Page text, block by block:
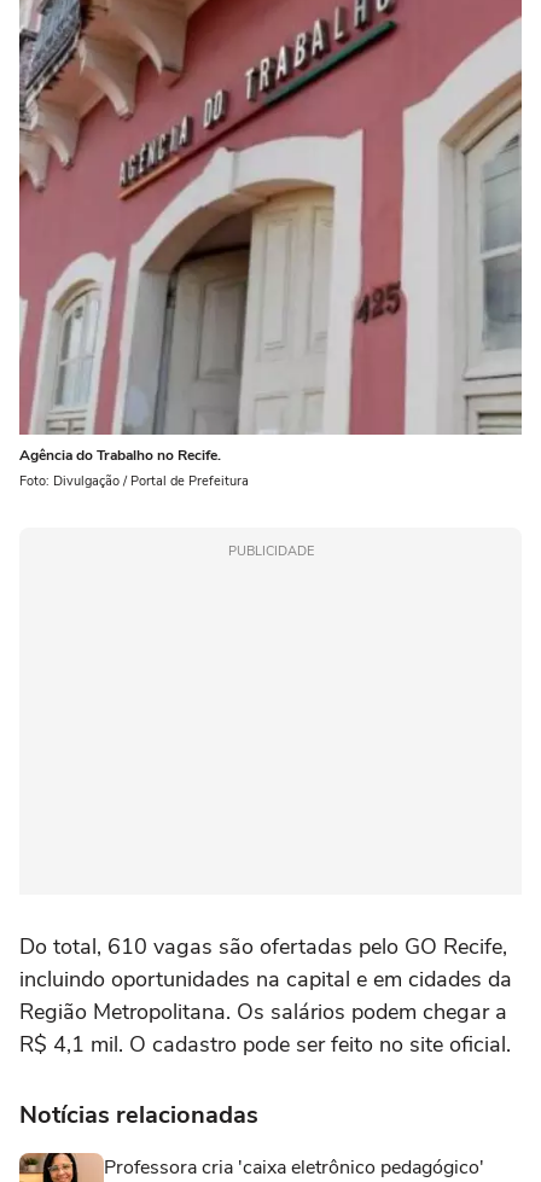
Agência do Trabalho no Recife.
Foto: Divulgação / Portal de Prefeitura
PUBLICIDADE
Do total, 610 vagas são ofertadas pelo GO Recife,
incluindo oportunidades na capital e em cidades da
Região Metropolitana. Os salários podem chegar a
R$ 4,1 mil. O cadastro pode ser feito no site oficial.
Notícias relacionadas
Professora cria 'caixa eletrônico pedagógico'